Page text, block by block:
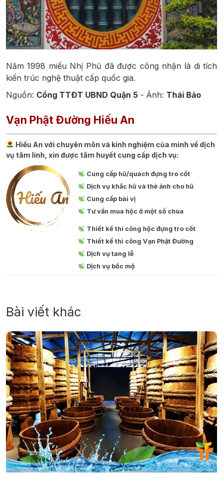
Năm 1998 miếu Nhị Phủ đã được công nhận là di tích
kiến trúc nghệ thuật cấp quốc gia.
Nguồn: Cổng TTĐT UBND Quận 5 - Ảnh: Thái Bảo
Vạn Phật Đường Hiếu An
Hiếu An với chuyên môn và kinh nghiệm của mình về dịch
vụ tâm linh, xin được tâm huyết cung cấp dịch vụ:
Cung cấp hũ/quách đựng tro cốt
Dịch vụ khắc hũ và thẻ ảnh cho hũ
Cung cấp bài vị
Tư vấn mua hộc ở một số chùa
Thiết kế thi công hộc đựng tro cốt
Thiết kế thi công Vạn Phật Đường
Dịch vụ tang lễ
Dịch vụ bốc mộ
Bài viết khác